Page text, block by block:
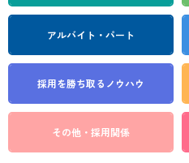
アルバイト・パート
採用を勝ち取る ノウハウ
その他・採用関係